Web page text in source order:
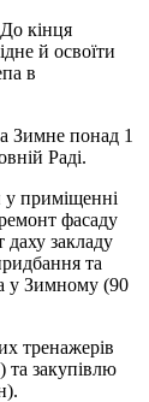
кінця
й освоїти
в
Зимне понад 1
Раді.
у приміщенні
фасаду
закладу
та
у Зимному (90
тренажерів
та закупівлю